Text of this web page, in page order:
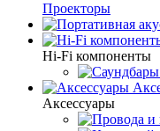
Проекторы
Hi-Fi компоненты
Аксессуары